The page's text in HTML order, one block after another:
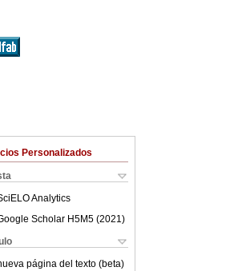
Personalizados
Analytics
Scholar H5M5 (2021 )
página del texto (beta)